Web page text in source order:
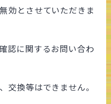
効とさせていただきま
認に関するお問い合わ
換等はできません。